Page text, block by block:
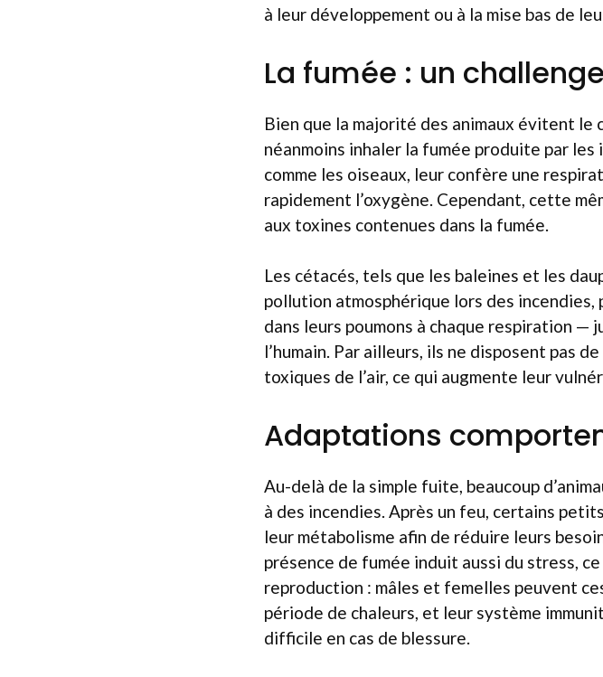
à leur développement ou à la mise bas de
La fumée : un
Bien que la majorité des animaux évitent
néanmoins inhaler la fumée produite par
comme les oiseaux, leur confère une
rapidement l’oxygène. Cependant, cette
aux toxines contenues dans la fumée.
Les cétacés, tels que les baleines et les
pollution atmosphérique lors des incendies,
dans leurs poumons à chaque respiration —
l’humain. Par ailleurs, ils ne disposent pas
toxiques de l’air, ce qui augmente leur
Adaptations
Au-delà de la simple fuite, beaucoup
à des incendies. Après un feu, certains
leur métabolisme afin de réduire leurs
présence de fumée induit aussi du stress,
reproduction : mâles et femelles peuvent
période de chaleurs, et leur système
difficile en cas de blessure.